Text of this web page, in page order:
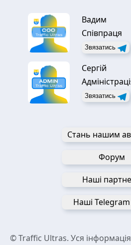
Вадим
Співпраця
Звязатись
Сергій
Звязатись
Стань нашим
Форум
Наші
Наші
© Traffic Ultras. Уся